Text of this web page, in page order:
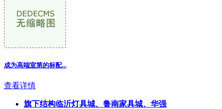
成为高端室第的标配...
查看详情
旗下结构临沂灯具城、鲁南家具城、华强